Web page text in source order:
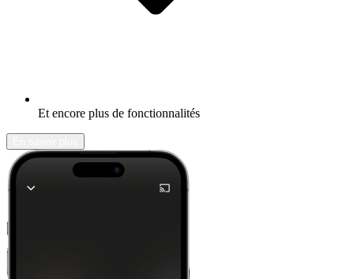
Et encore plus de fonctionnalités